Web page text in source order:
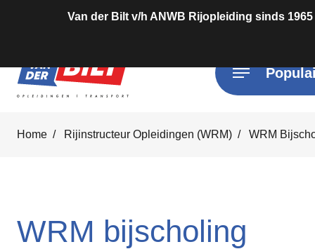
Van der Bilt v/h ANWB Rijopleiding sinds 1965
Home Rijinstructeur Opleidingen (WRM) WRM
WRM bijscholing